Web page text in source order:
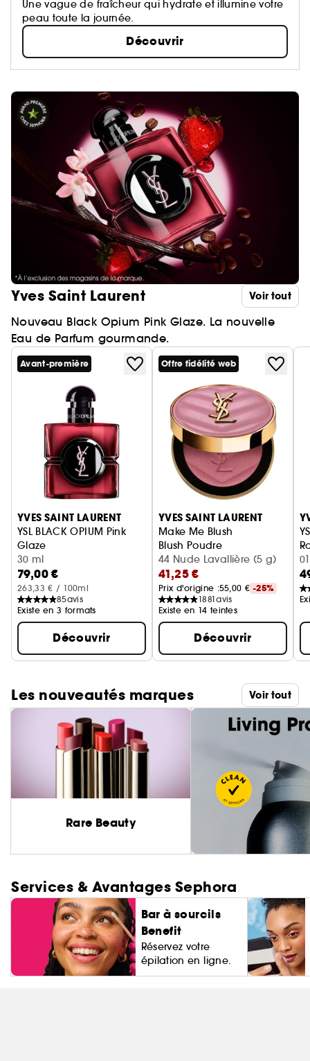
Une vague de fraîcheur qui hydrate et illumine votre
peau toute la journée.
Découvrir
Yves Saint Laurent
Nouveau Black Opium Pink Glaze. La nouvelle
Eau de Parfum gourmande.
Voir tout
Ignorer le carrousel produits
Avant-première
YVES SAINT LAURENT
YSL BLACK OPIUM Pink
Glaze
Eau de Parfum femme ambrée florale & note de fraise
30 ml
79,00 €
263,33 € / 100ml
85avis
Existe en 3 formats
Découvrir
Offre fidélité web
YVES SAINT LAURENT
Make Me Blush
Blush Poudre
44 Nude Lavallière (5 g)
41,25 €
Prix d'origine :55,00 € -25%
1881avis
Existe en 14 teintes
Découvrir
Les nouveautés marques Voir tout
Rare Beauty
Services & Avantages Sephora
Bar à sourcils
Benefit
Réservez votre
épilation en ligne.